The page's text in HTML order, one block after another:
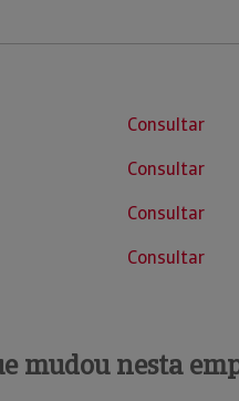
Consultar
Consultar
Consultar
Consultar
mudou nesta